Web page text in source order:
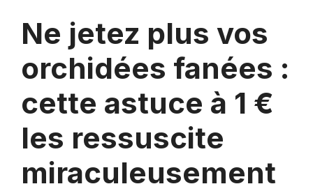
Ne jetez plus vos
orchidées fanées :
cette astuce à 1 €
les ressuscite
miraculeusement